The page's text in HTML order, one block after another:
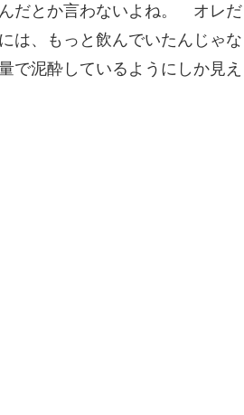
だとか言わないよね。 オレだ
は、もっと飲んでいたんじゃな
泥酔しているようにしか見え